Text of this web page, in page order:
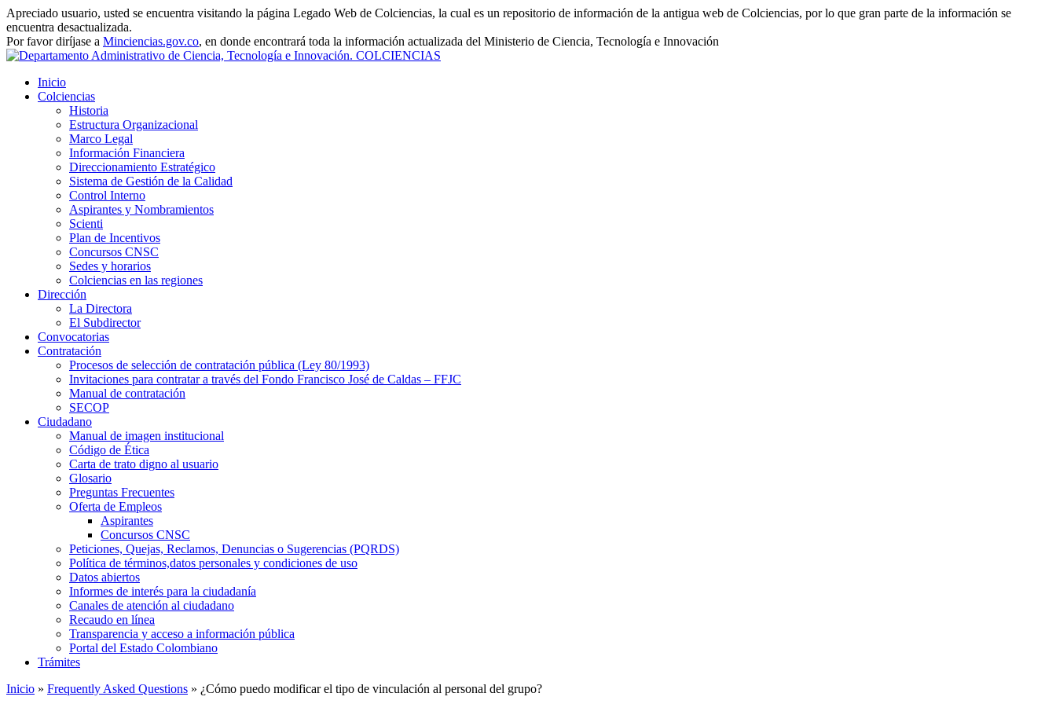
Apreciado usuario, usted se encuentra visitando la página Legado Web de Colciencias, la cual es un repositorio de información de la antigua web de Colciencias, por lo que gran parte de la información se
encuentra desactualizada.
Por favor diríjase a Minciencias.gov.co, en donde encontrará toda la información actualizada del Ministerio de Ciencia, Tecnología e Innovación
Inicio
Colciencias
Historia
Estructura Organizacional
Marco Legal
Información Financiera
Direccionamiento Estratégico
Sistema de Gestión de la Calidad
Control Interno
Aspirantes y Nombramientos
Scienti
Plan de Incentivos
Concursos CNSC
Sedes y horarios
Colciencias en las regiones
Dirección
La Directora
El Subdirector
Convocatorias
Contratación
Procesos de selección de contratación pública (Ley 80/1993)
Invitaciones para contratar a través del Fondo Francisco José de Caldas – FFJC
Manual de contratación
SECOP
Ciudadano
Manual de imagen institucional
Código de Ética
Carta de trato digno al usuario
Glosario
Preguntas Frecuentes
Oferta de Empleos
Aspirantes
Concursos CNSC
Peticiones, Quejas, Reclamos, Denuncias o Sugerencias (PQRDS)
Política de términos,datos personales y condiciones de uso
Datos abiertos
Informes de interés para la ciudadanía
Canales de atención al ciudadano
Recaudo en línea
Transparencia y acceso a información pública
Portal del Estado Colombiano
Trámites
Inicio » Frequently Asked Questions » ¿Cómo puedo modificar el tipo de vinculación al personal del grupo?